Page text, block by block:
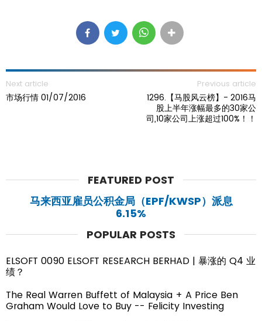
Next article
市场行情 01/07/2016
Previous article
1296.【马股风云榜】- 2016马
股上半年涨幅最多的30家公
司,10家公司上涨超过100%！！
FEATURED POST
马来西亚雇员公积金局（EPF/KWSP）派息
6.15%
POPULAR POSTS
ELSOFT 0090 ELSOFT RESEARCH BERHAD | 暴涨的 Q4 业
绩？
The Real Warren Buffett of Malaysia + A Price Ben
Graham Would Love to Buy -- Felicity Investing